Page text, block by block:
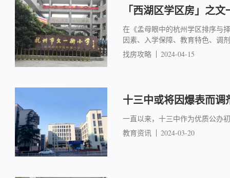
「西湖区学区房」之
在《孟母眼中的杭州学区排序与
因素、入学保障、教育特色、调
找房攻略
2024-04-15
十三中或将因爆表而调
一直以来，十三中作为优质公办
教育资讯
2024-03-20